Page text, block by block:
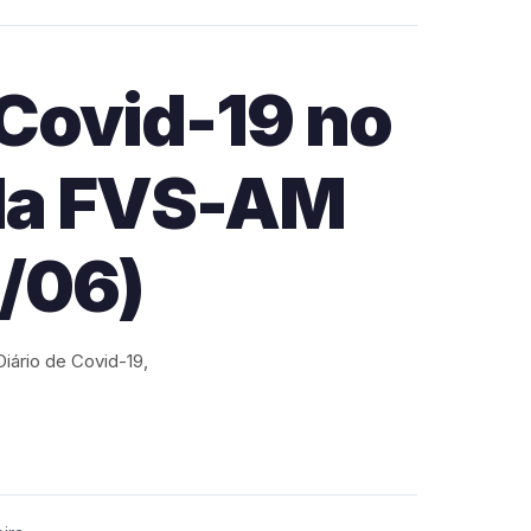
19 no
FVS-AM
06)
de Covid-19,